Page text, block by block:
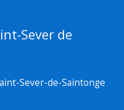
Sever de
Sever-de-Saintonge